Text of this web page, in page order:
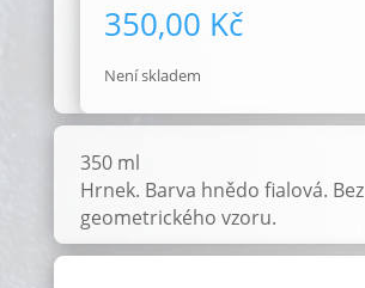
350,00 Kč
Není skladem
350 ml
Hrnek. Barva hnědo fialová. Bez
geometrického vzoru.